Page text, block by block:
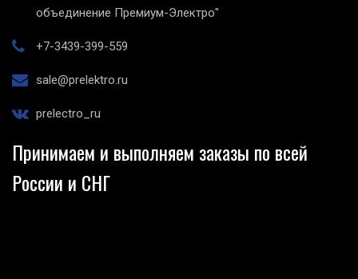
объединение Премиум-Электро"
+7-3439-399-559
sale@prelektro.ru
prelectro_ru
Принимаем и выполняем заказы по всей
России и СНГ